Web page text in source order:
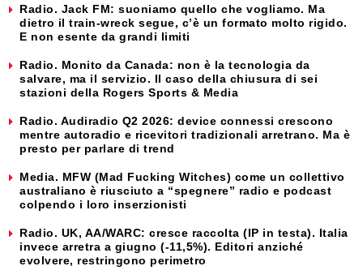
Radio. Jack FM: suoniamo quello che vogliamo. Ma
dietro il train-wreck segue, c’è un formato molto rigido.
E non esente da grandi limiti
Radio. Monito da Canada: non è la tecnologia da
salvare, ma il servizio. Il caso della chiusura di sei
stazioni della Rogers Sports & Media
Radio. Audiradio Q2 2026: device connessi crescono
mentre autoradio e ricevitori tradizionali arretrano. Ma è
presto per parlare di trend
Media. MFW (Mad Fucking Witches) come un collettivo
australiano è riusciuto a “spegnere” radio e podcast
colpendo i loro inserzionisti
Radio. UK, AA/WARC: cresce raccolta (IP in testa). Italia
invece arretra a giugno (-11,5%). Editori anziché
evolvere, restringono perimetro